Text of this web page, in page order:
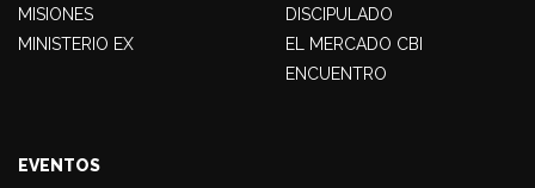
MISIONES
MINISTERIO EX
EVENTOS
DISCIPULADO
EL MERCADO CBI
ENCUENTRO